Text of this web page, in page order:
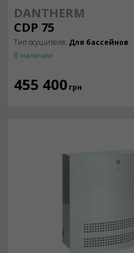
DANTHERM
CDP 75
Тип осушителя: Для бассейнов
В наличии
455 400 грн